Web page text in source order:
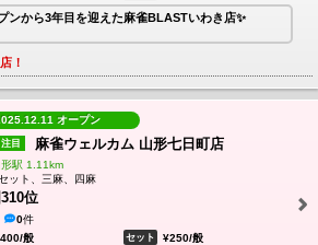
ンから3年目を迎えた麻雀BLASTいわき店✨
ックスな東南戦四人麻雀のお店😊初心者さんから
まで幅広い層からのご支持を頂いております！
の雀荘といえば全国展開中の麻雀BLAST😽
った事ないけど打てるようになってみたい！！そ
でも安心の麻雀教室も開催しております😁完全個別
で、どこに行っても恥ずかしくない一人前の雀士
す👍お気軽にお問合せ下さい！！
イベント開催中🤩
クポットイベント
筒をリーチ一発でツモるとジャックポット獲
！
オープン
注目 麻雀ウェルカム 山形七日町店
駅 1.11km
ット、三麻、四麻
位
0件
般 セット
¥250/般